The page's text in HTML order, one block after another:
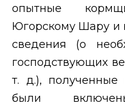
опытные
Югорскому Шару и
сведения (о
господствующих
т. д.), полученные
были